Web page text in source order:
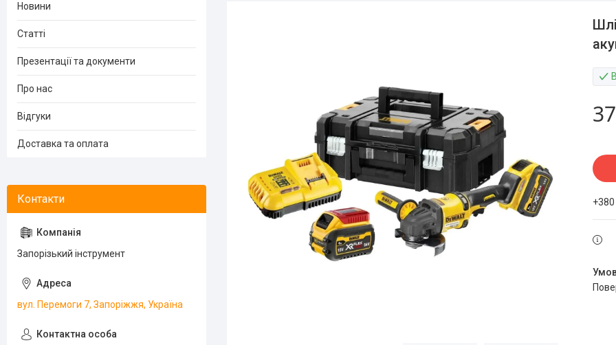
Новини
Статті
Презентації та документи
Про нас
Відгуки
Доставка та оплата
Запорізький інструмент
вул. Перемоги 7, Запоріжжя, Україна